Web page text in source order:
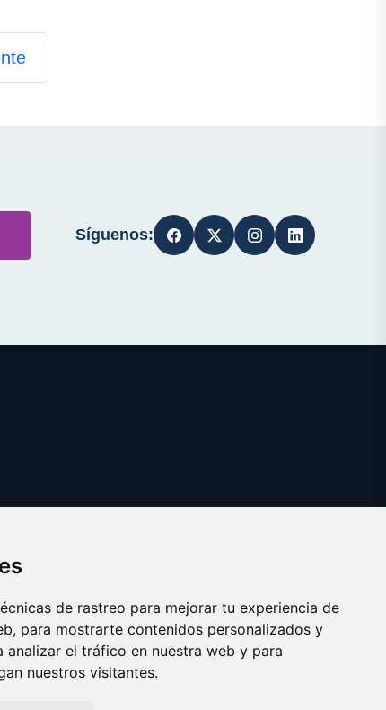
de rastreo para mejorar tu experiencia de
para mostrarte contenidos personalizados y
analizar el tráfico en nuestra web y para
nuestros visitantes.
Síguenos: